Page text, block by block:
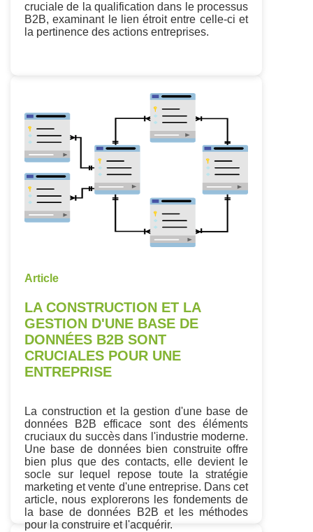
cruciale de la qualification dans le processus
B2B, examinant le lien étroit entre celle-ci et
la pertinence des actions entreprises.
Article
LA CONSTRUCTION ET LA
GESTION D'UNE BASE DE
DONNÉES B2B SONT
CRUCIALES POUR UNE
ENTREPRISE
La construction et la gestion d'une base de
données B2B efficace sont des éléments
cruciaux du succès dans l'industrie moderne.
Une base de données bien construite offre
bien plus que des contacts, elle devient le
socle sur lequel repose toute la stratégie
marketing et vente d'une entreprise. Dans cet
article, nous explorerons les fondements de
la base de données B2B et les méthodes
pour la construire et l'acquérir.